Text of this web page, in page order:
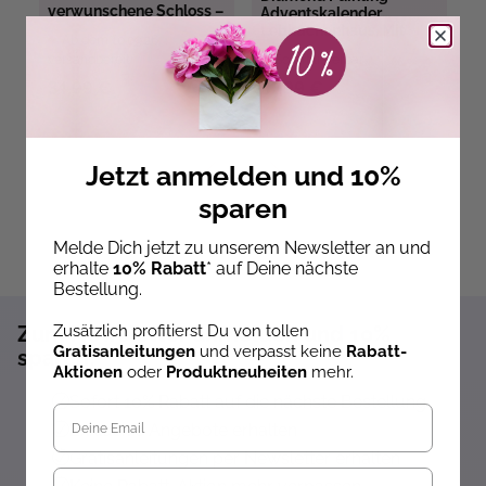
verwunschene Schloss –
insgesamt 960 Teilen
Adventskalender
Lebkuchenhaus. Mit
Material und Werkzeug
Sofort lieferbar
31,99 €
Zum Newsletter anmelden und 10%
sparen!*
Sofort 10% Rabatt auf die nächste Bestellung
Exklusive Angebote erhalten
Gratisanleitungen per Newsletter erhalten
Jetzt anmelden und 10%
sparen
Melde Dich jetzt zu unserem Newsletter an und
erhalte 10% Rabatt* auf Deine nächste
Bestellung.
Zusätzlich profitierst Du von tollen
Gratisanleitungen und verpasst keine Rabatt-
Aktionen oder Produktneuheiten mehr.
Geburtstag